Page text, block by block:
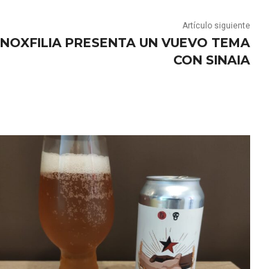
Artículo siguiente
NOXFILIA PRESENTA UN VUEVO TEMA
CON SINAIA